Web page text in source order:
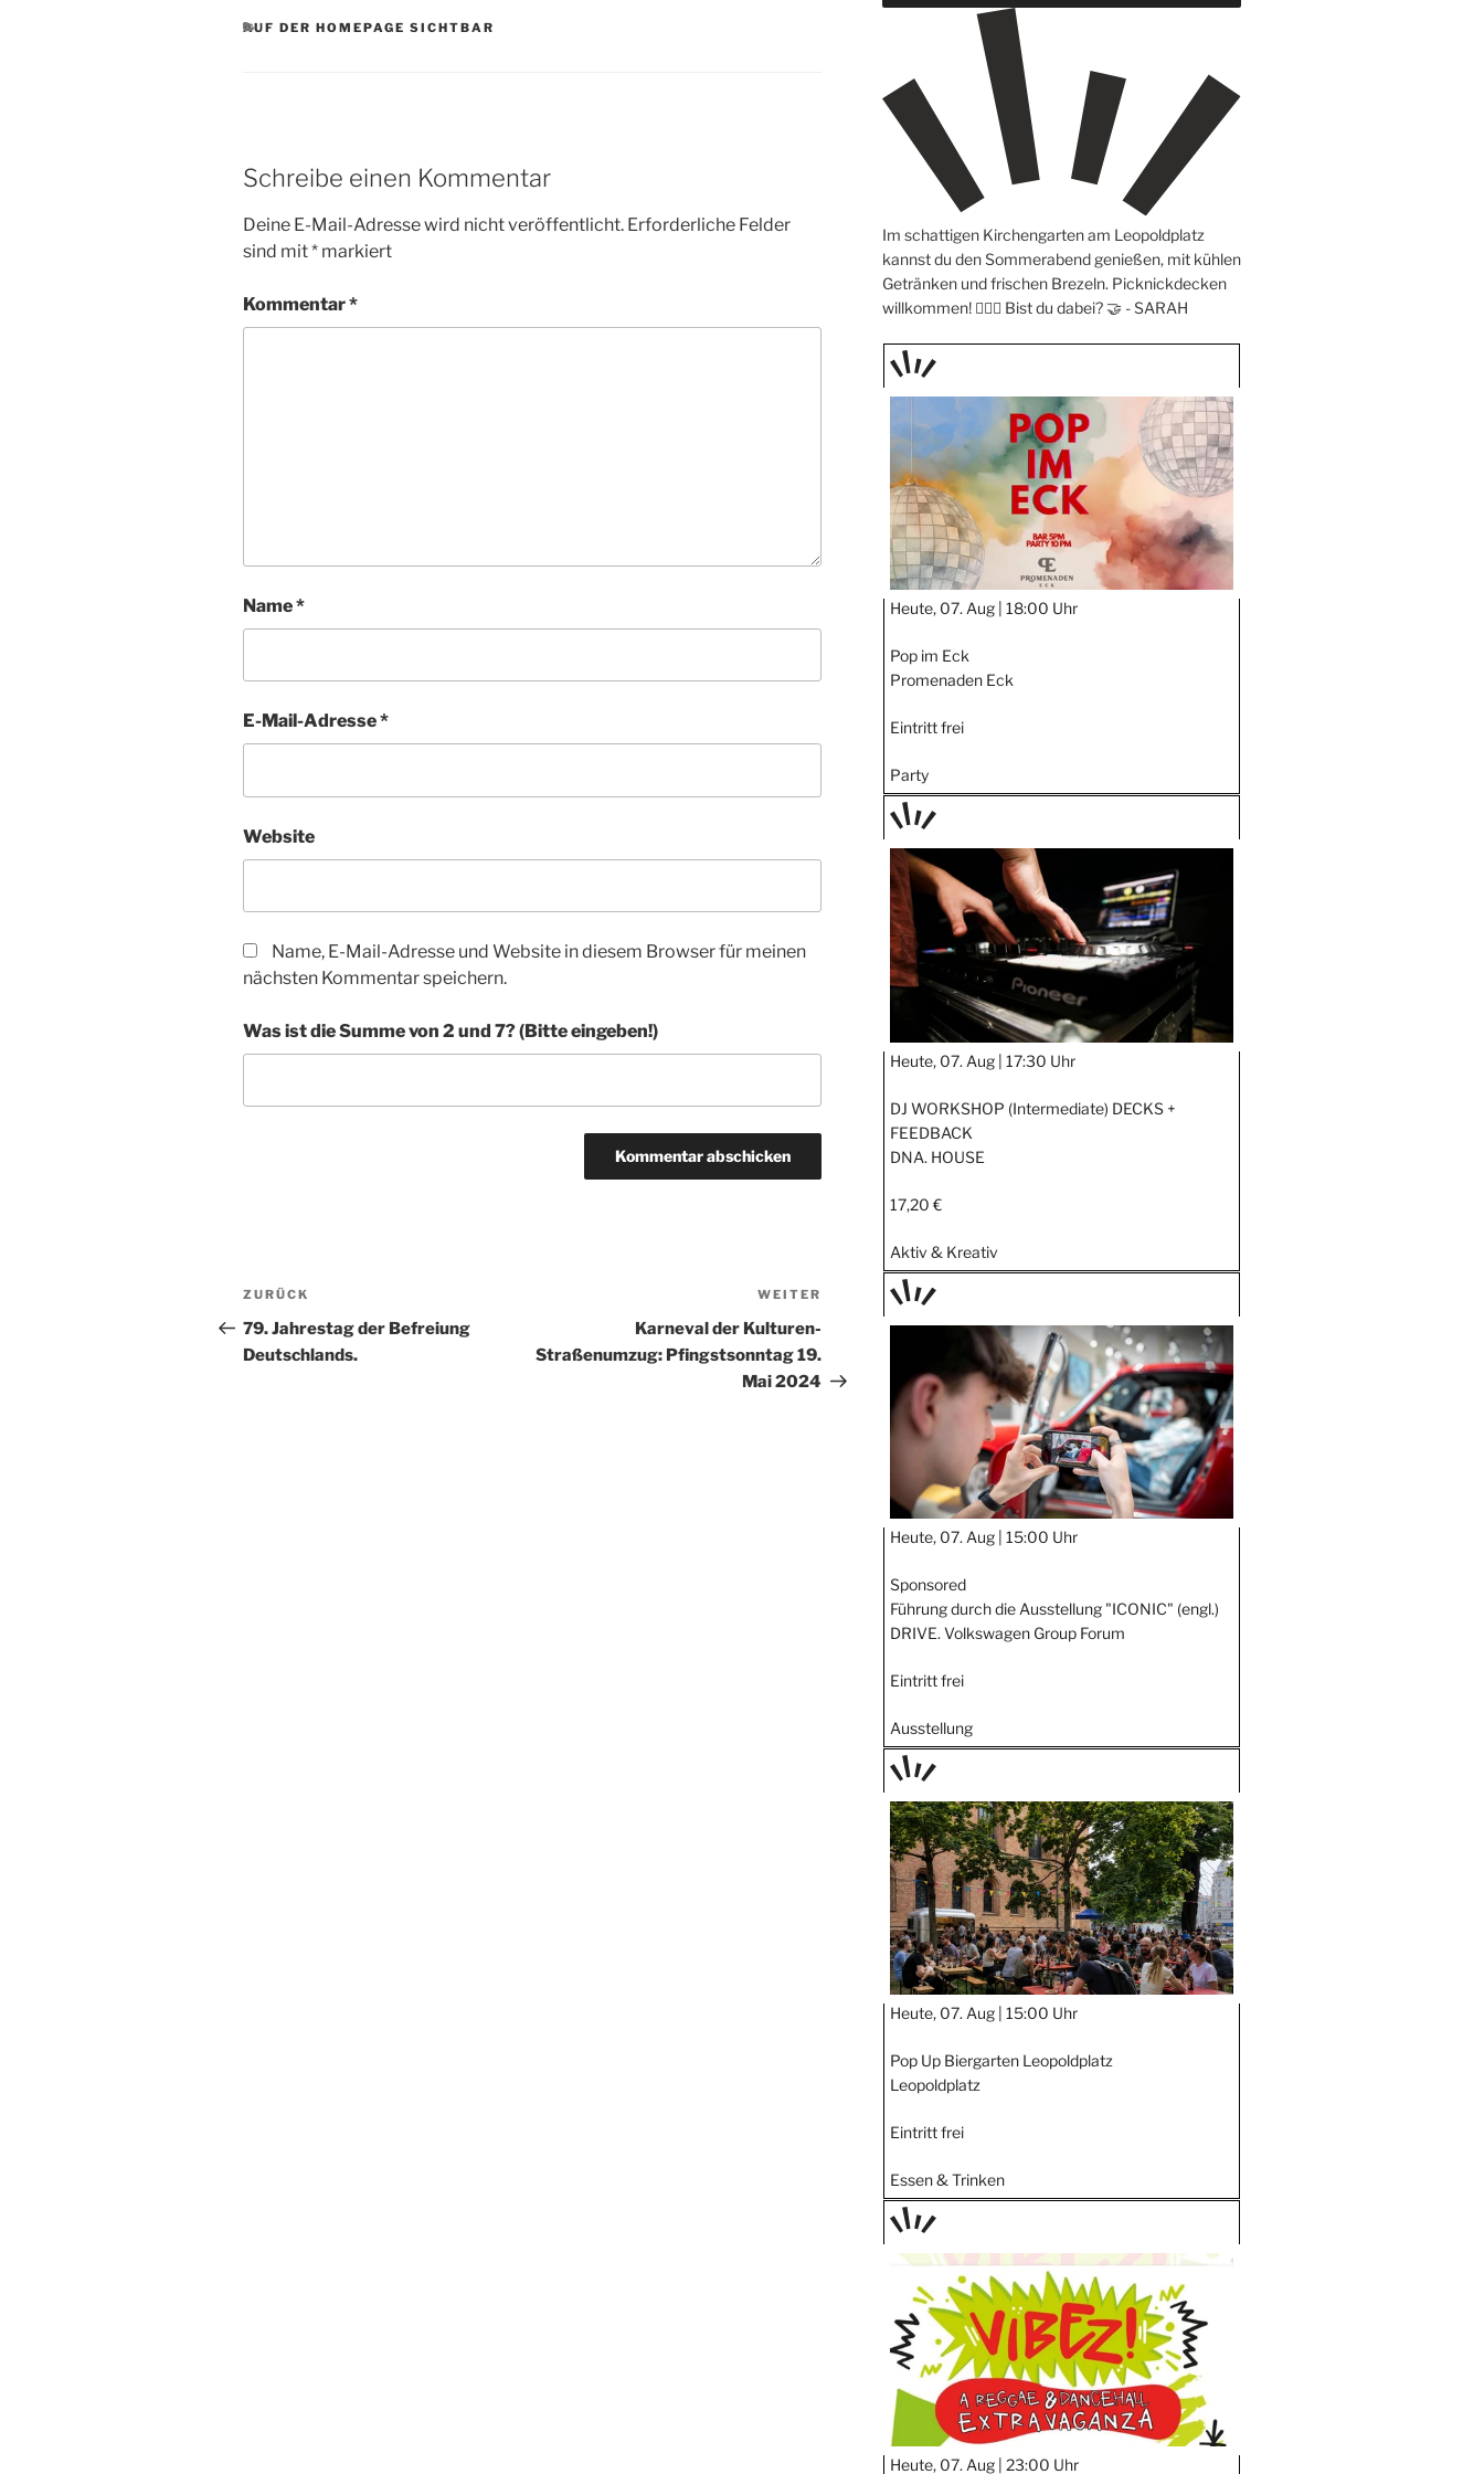
KATEGORIEN
AUF DER HOMEPAGE SICHTBAR
Schreibe einen Kommentar
Deine E-Mail-Adresse wird nicht veröffentlicht. Erforderliche Felder
sind mit* markiert
Kommentar*
Name*
E-Mail-Adresse*
Website
Name, E-Mail-Adresse und Website in diesem Browser für meinen
nächsten Kommentar speichern.
Was ist die Summe von 2 und 7? (Bitte eingeben!)
e
r
n
Beitragsnavigation
Vorheriger
Beitrag
ZURÜCK
79. Jahrestag der Befreiung
Deutschlands.
Nächster
WEITER
Karneval der Kulturen-
Straßenumzug: Pfingstsonntag 19.
Mai 2024
Im schattigen Kirchengarten am Leopoldplatz
kannst du den Sommerabend genießen, mit kühlen
Getränken und frischen Brezeln. Picknickdecken
willkommen! 🧖🏼‍♀️ Bist du dabei? 🤝 -SARAH
TAGE
Heute, 07. Aug | 18:00 Uhr
Pop im Eck
Promenaden Eck
Eintritt frei
Party
TAGE
STIPP
Heute, 07. Aug | 17:30 Uhr
DJ WORKSHOP (Intermediate) DECKS +
FEEDBACK
DNA. HOUSE
17,20 €
Aktiv & Kreativ
TAGE
Heute, 07. Aug | 15:00 Uhr
Sponsored
Führung durch die Ausstellung "ICONIC" (engl.)
DRIVE. Volkswagen Group Forum
Eintritt frei
Ausstellung
TAGE
STIPP
Heute, 07. Aug | 15:00 Uhr
Pop Up Biergarten Leopoldplatz
Leopoldplatz
Eintritt frei
Essen & Trinken
TAGE
Heute, 07. Aug | 23:00 Uhr